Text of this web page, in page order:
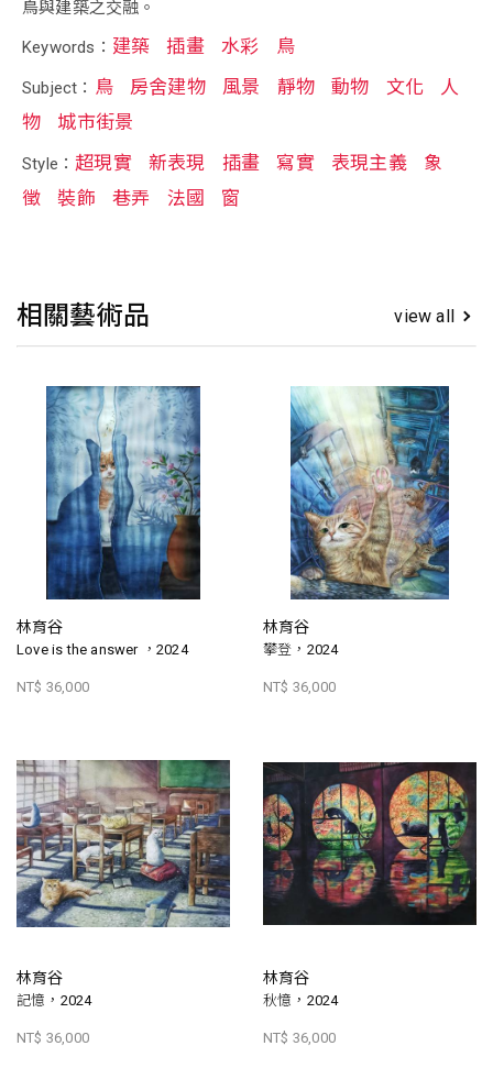
鳥與建築之交融。
Keywords： 建築 插畫 水彩 鳥
Subject： 鳥 房舍建物 風景 靜物 動物 文化
人
物
城市街景
Style：超現實 新表現 插畫 寫實 表現主義
象
徵
裝飾 巷弄 法國 窗
相關藝術品 view all
林育谷
Love is the answer ，2024
NT$ 36,000
林育谷
攀登，2024
NT$ 36,000
林育谷
記憶，2024
NT$ 36,000
林育谷
秋憶，2024
NT$ 36,000